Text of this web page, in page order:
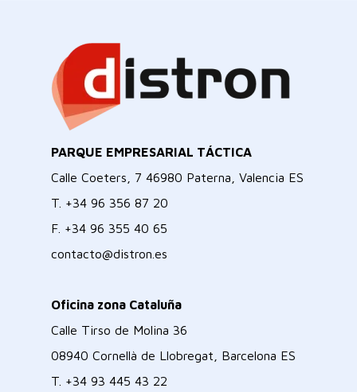
PARQUE EMPRESARIAL TÁCTICA
Calle Coeters, 7 46980 Paterna, Valencia ES
T. +34 96 356 87 20
F. +34 96 355 40 65
contacto@distron.es
Oficina zona Cataluña
Calle Tirso de Molina 36
08940 Cornellà de Llobregat, Barcelona ES
T. +34 93 445 43 22